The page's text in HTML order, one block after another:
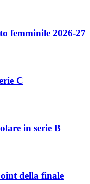
femminile 2026-27
C
in serie B
della finale